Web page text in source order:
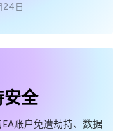
24日
全
账户免遭劫持、数据